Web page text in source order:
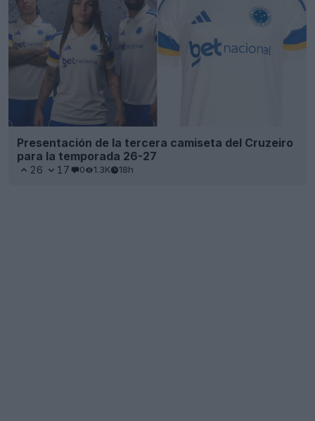
Presentación de la tercera camiseta del Cruzeiro
para la temporada 26-27
26 17 0 1.3K 18h